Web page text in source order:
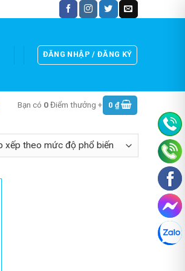
ĐĂNG NHẬP / ĐĂNG KÝ
Bạn có 0Điểm thưởng + 0 ₫